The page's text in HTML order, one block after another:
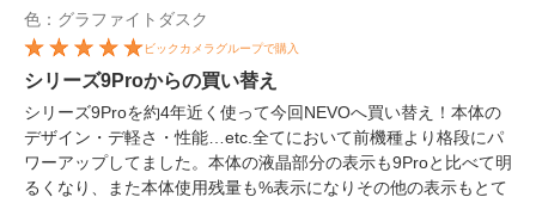
色：グラファイトダスク
ビックカメラグループで購入
シリーズ9Proからの買い替え
シリーズ9Proを約4年近く使って今回NEVOへ買い替え！本体の
デザイン・デ軽さ・性能…etc.全てにおいて前機種より格段にパ
ワーアップしてました。本体の液晶部分の表示も9Proと比べて明
るくなり、また本体使用残量も%表示になりその他の表示もとて